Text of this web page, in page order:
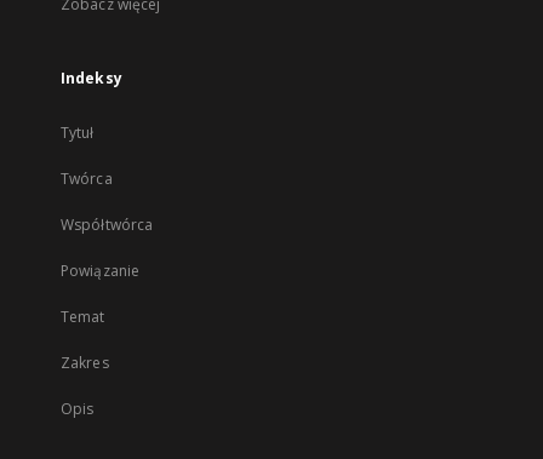
Zobacz więcej
Indeksy
Tytuł
Twórca
Współtwórca
Powiązanie
Temat
Zakres
Opis